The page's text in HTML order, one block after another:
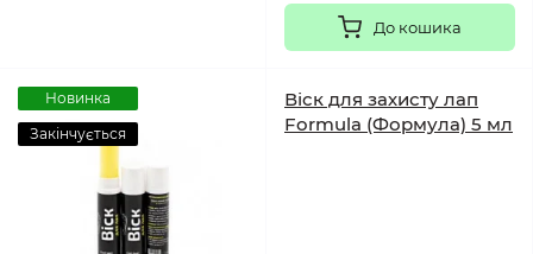
До кошика
Новинка
Закінчується
Віск для захисту лап
Formula (Формула) 5 мл